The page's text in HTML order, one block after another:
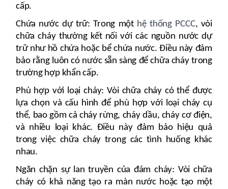
cấp.
Chứa nước dự trữ: Trong một hệ thống PCCC, vòi
chữa cháy thường kết nối với các nguồn nước dự
trữ như hồ chứa hoặc bể chứa nước. Điều này đảm
bảo rằng luôn có nước sẵn sàng để chữa cháy trong
trường hợp khẩn cấp.
Phù hợp với loại cháy: Vòi chữa cháy có thể được
lựa chọn và cấu hình để phù hợp với loại cháy cụ
thể, bao gồm cả cháy rừng, cháy dầu, cháy cơ điện,
và nhiều loại khác. Điều này đảm bảo hiệu quả
trong việc chữa cháy trong các tình huống khác
nhau.
Ngăn chặn sự lan truyền của đám cháy: Vòi chữa
cháy có khả năng tạo ra màn nước hoặc tạo một